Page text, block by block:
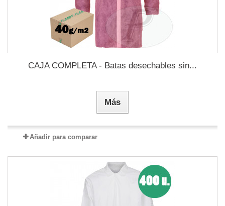
CAJA COMPLETA - Batas desechables sin...
Más
Añadir para comparar